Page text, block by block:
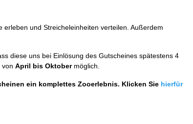
und Streicheleinheiten verteilen. Außerdem
diese uns bei Einlösung des Gutscheines spätestens 4
von April bis Oktobermöglich.
ein komplettes Zooerlebnis. Klicken Sie hierfür